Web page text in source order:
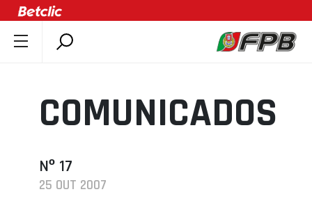
DOCUMENTOS
ÚLTIMAS
ASSOCIAÇÕES
CLUBES
COMUNICADOS
Nº 17
25 OUT 2007